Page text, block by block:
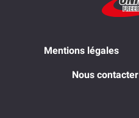
Mentions légales
Nous contacter